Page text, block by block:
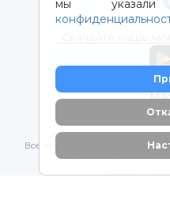
мы
2012-2026 © ООО
Все права защищены. Любое
только с письменного
Политика